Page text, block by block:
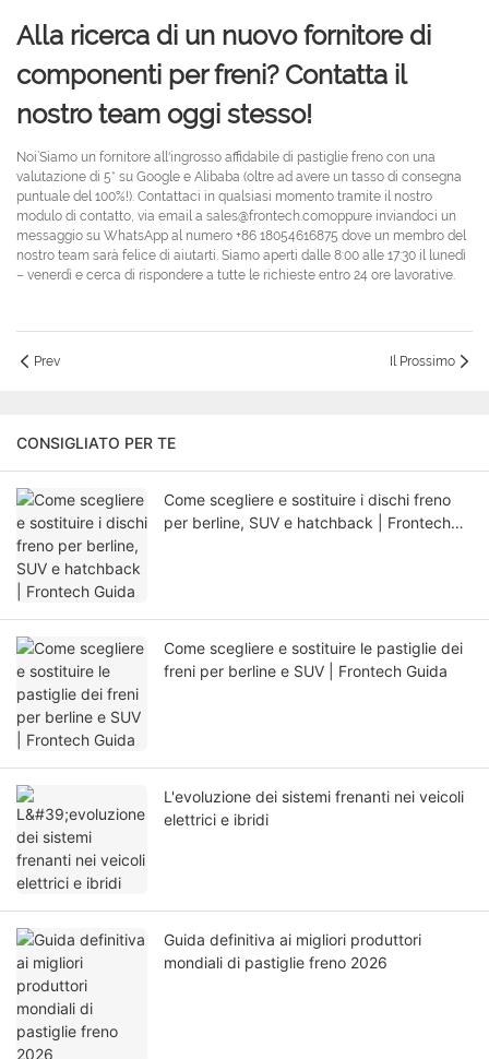
Alla ricerca di un nuovo fornitore di
componenti per freni? Contatta il
nostro team oggi stesso!
Noi’Siamo un fornitore all'ingrosso affidabile di pastiglie freno con una
valutazione di 5* su Google e Alibaba (oltre ad avere un tasso di consegna
puntuale del 100%!). Contattaci in qualsiasi momento tramite il nostro
modulo di contatto, via email a sales@frontech.comoppure inviandoci un
messaggio su WhatsApp al numero +86 18054616875 dove un membro del
nostro team sarà felice di aiutarti. Siamo aperti dalle 8:00 alle 17:30 il lunedì
– venerdì e cerca di rispondere a tutte le richieste entro 24 ore lavorative.
Prev Il Prossimo
CONSIGLIATO PER TE
Come scegliere e sostituire i dischi freno
per berline, SUV e hatchback | Frontech
Come scegliere e sostituire le pastiglie dei
freni per berline e SUV | Frontech Guida
L'evoluzione dei sistemi frenanti nei veicoli
elettrici e ibridi
Guida definitiva ai migliori produttori
mondiali di pastiglie freno 2026